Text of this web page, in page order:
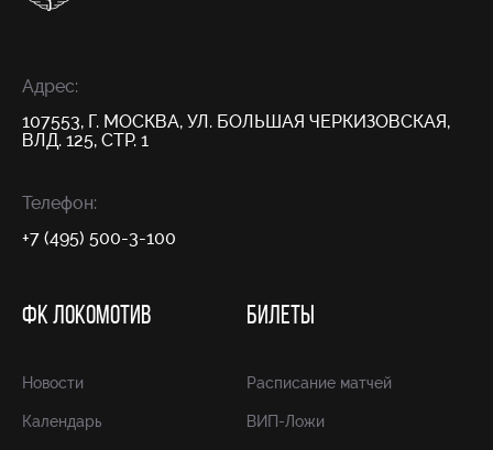
Адрес:
107553, Г. МОСКВА, УЛ. БОЛЬШАЯ ЧЕРКИЗОВСКАЯ,
ВЛД. 125, СТР. 1
Телефон:
+7 (495) 500-3-100
ФК ЛОКОМОТИВ
Новости
Календарь
БИЛЕТЫ
Расписание матчей
ВИП-Ложи